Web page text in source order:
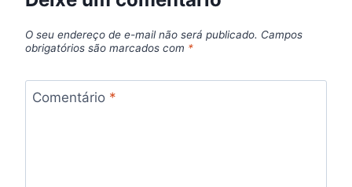
O seu endereço de e-mail não será publicado. Campos
obrigatórios são marcados com *
Comentário *